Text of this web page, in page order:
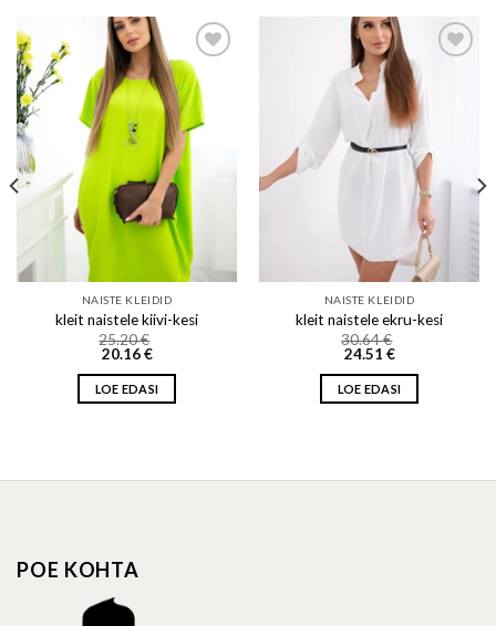
Add to wishlist
NAISTE KLEIDID
kleit naistele kiivi-kesi
25.20€
20.16€
LOE EDASI
Add to wishlist
NAISTE KLEIDID
kleit naistele ekru-kesi
30.64€
24.51 €
LOE EDASI
POE KOHTA